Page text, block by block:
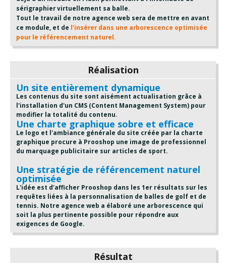
sérigraphier virtuellement sa balle.
Tout le travail de notre agence web sera de mettre en avant
ce module, et de l'insérer dans une arborescence optimisée
pour le référencement naturel.
Réalisation
Un site entièrement dynamique
Les contenus du site sont aisément actualisation grâce à
l'installation d'un CMS (Content Management System) pour
modifier la totalité du contenu.
Une charte graphique sobre et efficace
Le logo et l'ambiance générale du site créée par la charte
graphique procure à Prooshop une image de professionnel
du marquage publicitaire sur articles de sport.
Une stratégie de référencement naturel
optimisée
L'idée est d'afficher Prooshop dans les 1er résultats sur les
requêtes liées à la personnalisation de balles de golf et de
tennis. Notre agence web a élaboré une arborescence qui
soit la plus pertinente possible pour répondre aux
exigences de Google.
Résultat